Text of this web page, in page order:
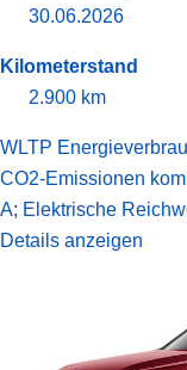
30.06.2026
Kilometerstand
2.900 km
WLTP
CO2-Emissionen
A; Elektrische
Details anzeigen